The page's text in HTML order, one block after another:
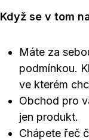
Když se v tom
Máte za
podmínkou.
ve kterém
Obchod pro
jen produkt.
Chápete řeč